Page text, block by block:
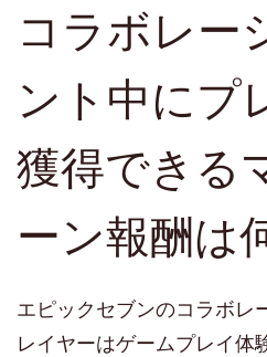
コラボレー
ント中にプ
獲得できる
ーン報酬は
エピックセブンのコラボレ
レイヤーはゲームプレイ体